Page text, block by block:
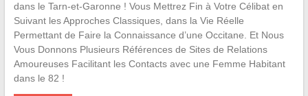
dans le Tarn-et-Garonne ! Vous Mettrez Fin à Votre Célibat en
Suivant les Approches Classiques, dans la Vie Réelle
Permettant de Faire la Connaissance d’une Occitane. Et Nous
Vous Donnons Plusieurs Références de Sites de Relations
Amoureuses Facilitant les Contacts avec une Femme Habitant
dans le 82 !